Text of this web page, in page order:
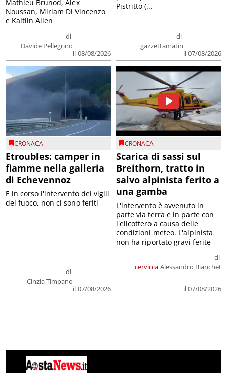
di
Davide Pellegrino
il 08/08/2026
Mathieu Brunod, Alex
Noussan, Miriam Di Vincenzo
e Kaitlin Allen
di
gazzettamatin
il 07/08/2026
Pistritto (...
CRONACA
Etroubles: camper in
fiamme nella galleria
di Echevennoz
di
Cinzia Timpano
il 07/08/2026
E in corso l'intervento dei vigili
del fuoco, non ci sono feriti
CRONACA
Scarica di sassi sul
Breithorn, tratto in
salvo alpinista ferito a
una gamba
cervinia
di
Alessandro Bianchet
il 07/08/2026
L'intervento è avvenuto in
parte via terra e in parte con
l'elicottero a causa delle
condizioni meteo. L'alpinista
non ha riportato gravi ferite